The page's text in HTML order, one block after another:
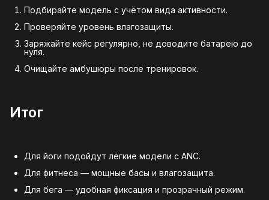
Подбирайте модель с учётом вида активности.
Проверяйте уровень влагозащиты.
Заряжайте кейс регулярно, не доводите батарею до
нуля.
Очищайте амбушюры после тренировок.
Итог
Для йоги подойдут лёгкие модели с ANC.
Для фитнеса — мощные басы и влагозащита.
Для бега — удобная фиксация и прозрачный режим.